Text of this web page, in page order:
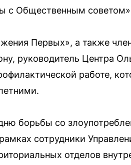
с Общественным
Первых», а также
руководитель Центра
работе,
борьбы со
сотрудники
отделов